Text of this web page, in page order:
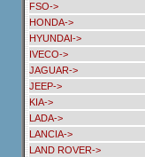
FSO->
HONDA->
HYUNDAI->
IVECO->
JAGUAR->
JEEP->
KIA->
LADA->
LANCIA->
LAND ROVER->